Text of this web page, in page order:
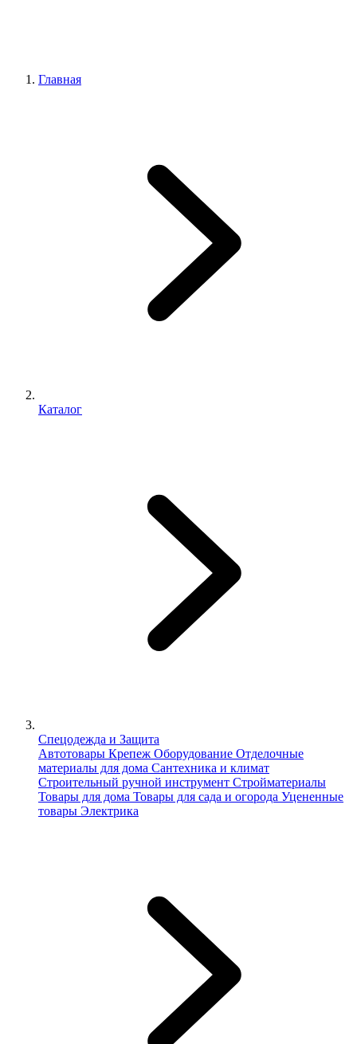
Главная
Каталог
Спецодежда и Защита
Автотовары Крепеж Оборудование Отделочные
материалы для дома Сантехника и климат
Строительный ручной инструмент Стройматериалы
Товары для дома Товары для сада и огорода Уцененные
товары Электрика